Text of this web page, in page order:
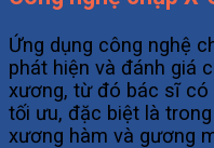
Ứng dụng công nghệ
phát hiện và đánh giá
xương, từ đó bác sĩ có
tối ưu, đặc biệt là
xương hàm và gương